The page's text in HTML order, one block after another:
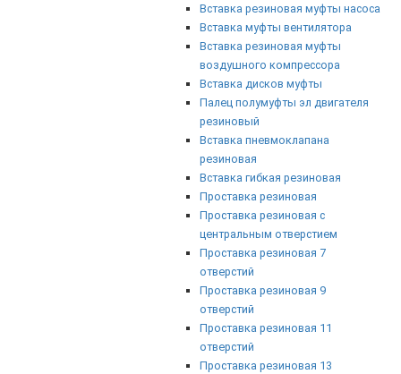
Вставка резиновая муфты насоса
Вставка муфты вентилятора
Вставка резиновая муфты
воздушного компрессора
Вставка дисков муфты
Палец полумуфты эл двигателя
резиновый
Вставка пневмоклапана
резиновая
Вставка гибкая резиновая
Проставка резиновая
Проставка резиновая с
центральным отверстием
Проставка резиновая 7
отверстий
Проставка резиновая 9
отверстий
Проставка резиновая 11
отверстий
Проставка резиновая 13